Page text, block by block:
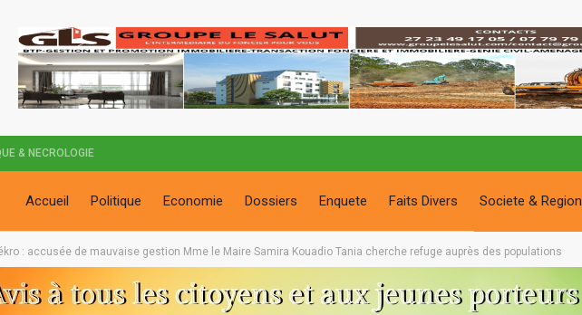
& NECROLOGIE
Accueil Politique Economie Dossiers Enquete Faits Divers Societe & Region
: accusée de mauvaise gestion Mme le Maire Samira Kouadio Tania cherche refuge auprès des populations